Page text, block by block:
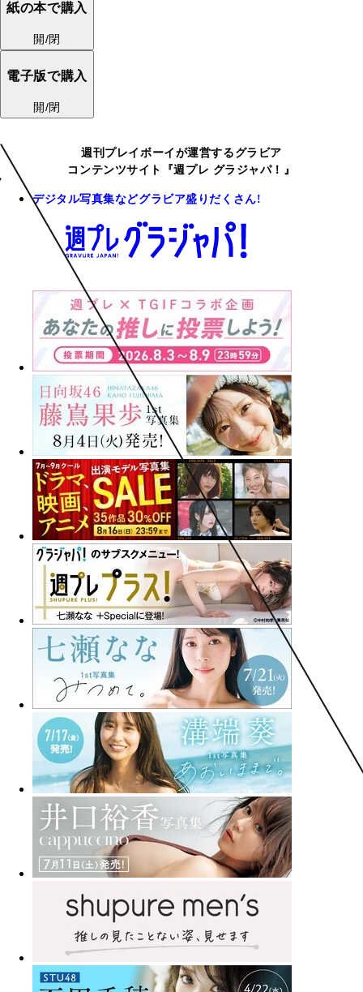
紙の本で購入
開/閉
電子版で購入
開/閉
週刊プレイボーイが運営するグラビア
コンテンツサイト『週プレ グラジャパ！』
デジタル写真集などグラビア盛りだくさん!